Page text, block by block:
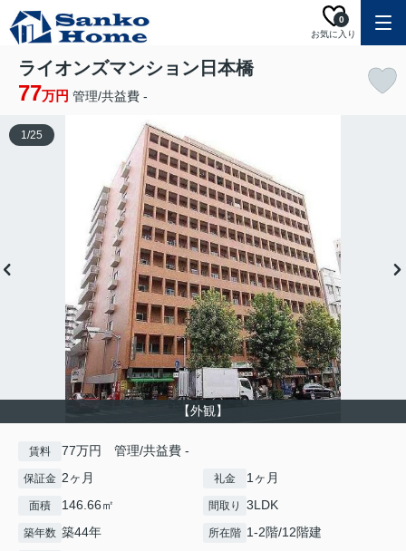
お気に入り
0
ライオンズマンション日本橋
77万円 管理/共益費 -
【外観】
1/25
賃料 77万円 管理/共益費 -
保証金 2ヶ月 礼金 1ヶ月
面積 146.66㎡ 間取り 3LDK
築年数 築44年 所在階 1-2階/12階建